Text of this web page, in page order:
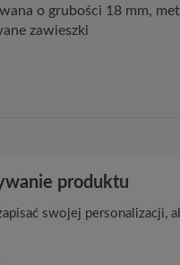
o grubości 18 mm,
zawieszki
produktu
swojej personalizacji,